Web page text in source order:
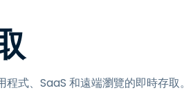
常設權限存取
互聯網 SaaS 安全的零信任訪問
查看所有資源
式、SaaS 和遠端瀏覽的即時存取。